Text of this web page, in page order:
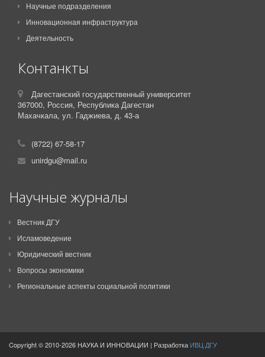
Научные подразделения
Инновационная инфраструктура
Деятельность
Контанкты
Дагестанский государственный университет
367000, Россия, Республика Дагестан
Махачкала, ул. Гаджиева, д. 43-а
(8722) 67-58-17
unirdgu@mail.ru
Научные журналы
Вестник ДГУ
Исламоведение
Юридический вестник
Вопросы экономики
Региональные аспекты социальной политики
Copyright © 2010-2026 НАУКА И ИННОВАЦИИ | Разработка ИВЦ ДГУ